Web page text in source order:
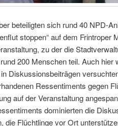
beteiligten sich rund 40 NPD-
stoppen“ auf dem Frintroper
zu der die
200 Menschen teil. Auch
Diskussionsbeiträgen
Ressentiments gegen
auf der Veranstaltung
dominierten die
die Flüchtlinge vor Ort